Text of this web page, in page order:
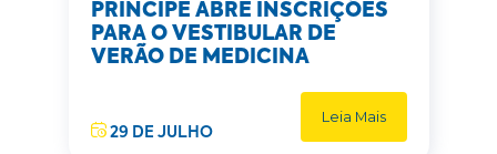
PRÍNCIPE ABRE INSCRIÇÕES
PARA O VESTIBULAR DE
VERÃO DE MEDICINA
29 DE JULHO
Leia Mais